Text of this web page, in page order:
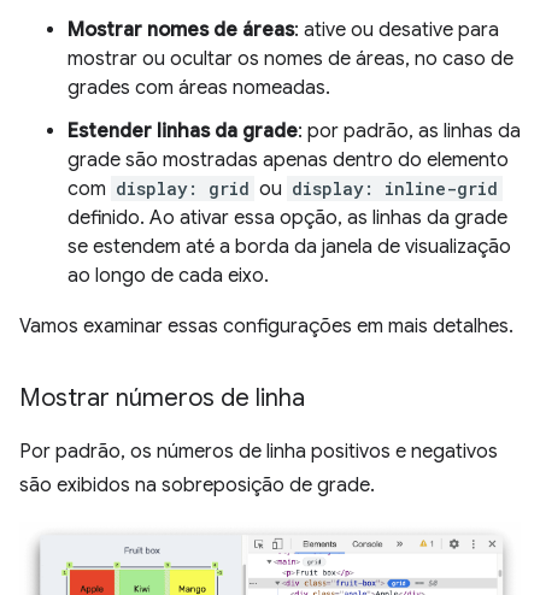
Mostrar nomes de áreas: ative ou desative para
mostrar ou ocultar os nomes de áreas, no caso de
grades com áreas nomeadas.
Estender linhas da grade: por padrão, as linhas da
grade são mostradas apenas dentro do elemento
com display: grid ou display: inline-grid
definido. Ao ativar essa opção, as linhas da grade
se estendem até a borda da janela de visualização
ao longo de cada eixo.
Vamos examinar essas configurações em mais detalhes.
Mostrar números de linha
Por padrão, os números de linha positivos e negativos
são exibidos na sobreposição de grade.